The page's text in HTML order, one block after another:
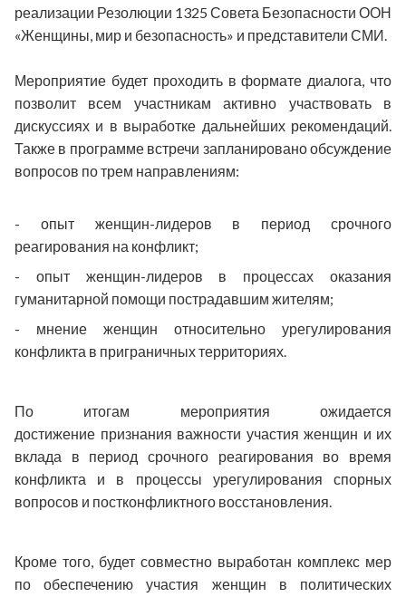
реализации Резолюции 1325 Совета Безопасности ООН
«Женщины, мир и безопасность» и представители СМИ.
Мероприятие будет проходить в формате диалога, что
позволит всем участникам активно участвовать в
дискуссиях и в выработке дальнейших рекомендаций.
Также в программе встречи запланировано обсуждение
вопросов по трем направлениям:
- опыт женщин-лидеров в период срочного
реагирования на конфликт;
- опыт женщин-лидеров в процессах оказания
гуманитарной помощи пострадавшим жителям;
- мнение женщин относительно урегулирования
конфликта в приграничных территориях.
По итогам мероприятия ожидается
достижение признания важности участия женщин и их
вклада в период срочного реагирования во время
конфликта и в процессы урегулирования спорных
вопросов и постконфликтного восстановления.
Кроме того, будет совместно выработан комплекс мер
по обеспечению участия женщин в политических